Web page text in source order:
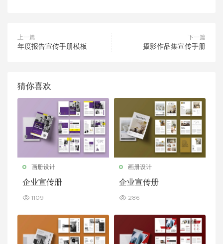
上一篇
年度报告宣传手册模板
下一篇
摄影作品集宣传手册
猜你喜欢
画册设计
企业宣传册
1109
画册设计
企业宣传册
286